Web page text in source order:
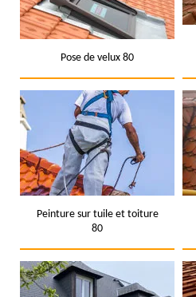
Pose de velux 80
Peinture sur tuile et toiture
80